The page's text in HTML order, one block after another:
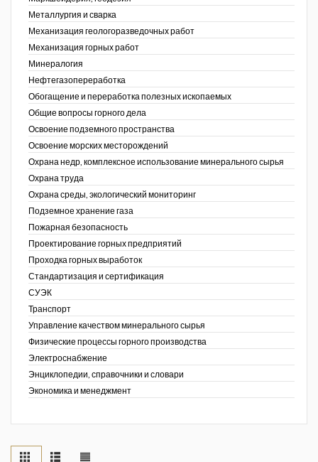
Металлургия и сварка
Механизация геологоразведочных работ
Механизация горных работ
Минералогия
Нефтегазопереработка
Обогащение и переработка полезных ископаемых
Общие вопросы горного дела
Освоение подземного пространства
Освоение морских месторождений
Охрана недр, комплексное использование минерального сырья
Охрана труда
Охрана среды, экологический мониторинг
Подземное хранение газа
Пожарная безопасность
Проектирование горных предприятий
Проходка горных выработок
Стандартизация и сертификация
СУЭК
Транспорт
Управление качеством минерального сырья
Физические процессы горного производства
Электроснабжение
Энциклопедии, справочники и словари
Экономика и менеджмент